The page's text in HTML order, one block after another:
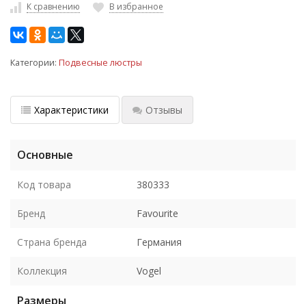
К сравнению В избранное
Категории: Подвесные люстры
Характеристики Отзывы
Основные
Код товара 380333
Бренд Favourite
Страна бренда Германия
Коллекция Vogel
Размеры